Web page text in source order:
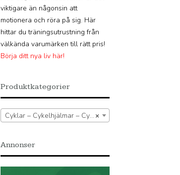
viktigare än någonsin att
motionera och röra på sig. Här
hittar du träningsutrustning från
välkända varumärken till rätt pris!
Börja ditt nya liv här!
Produktkategorier
×
Cyklar – Cykelhjälmar – Cykelhjälmar
Annonser